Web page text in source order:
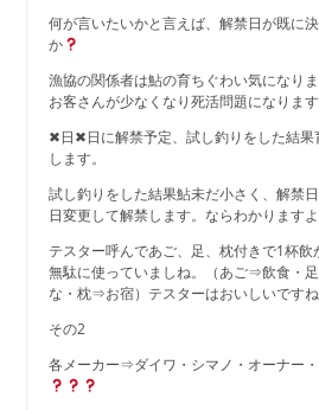
何が言いたいかと言えば、解禁日が既に
か
漁協の関係者は鮎の育ちぐわい気になり
お客さんが少なくなり死活問題になります
✖日✖日に解禁予定、試し釣りをした結果
します。
試し釣りをした結果鮎未だ小さく、解禁
日変更して解禁します。ならわかります
テスター呼んであご、足、枕付きで1杯
無駄に使っていましね。（あご⇒飲食・
な・枕⇒お宿）テスターはおいしいですね
その2
各メーカー⇒ダイワ・シマノ・オーナー